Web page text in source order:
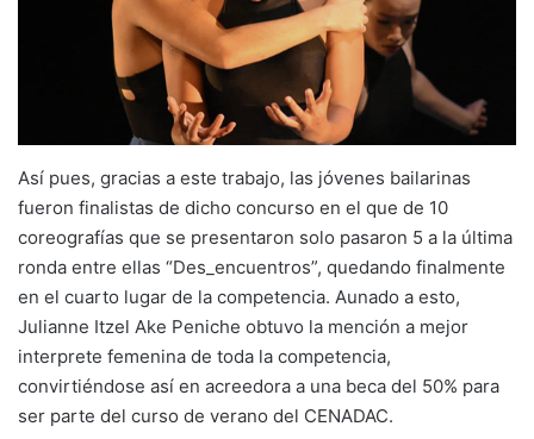
Así pues, gracias a este trabajo, las jóvenes bailarinas
fueron finalistas de dicho concurso en el que de 10
coreografías que se presentaron solo pasaron 5 a la última
ronda entre ellas “Des_encuentros”, quedando finalmente
en el cuarto lugar de la competencia. Aunado a esto,
Julianne Itzel Ake Peniche obtuvo la mención a mejor
interprete femenina de toda la competencia,
convirtiéndose así en acreedora a una beca del 50% para
ser parte del curso de verano del CENADAC.